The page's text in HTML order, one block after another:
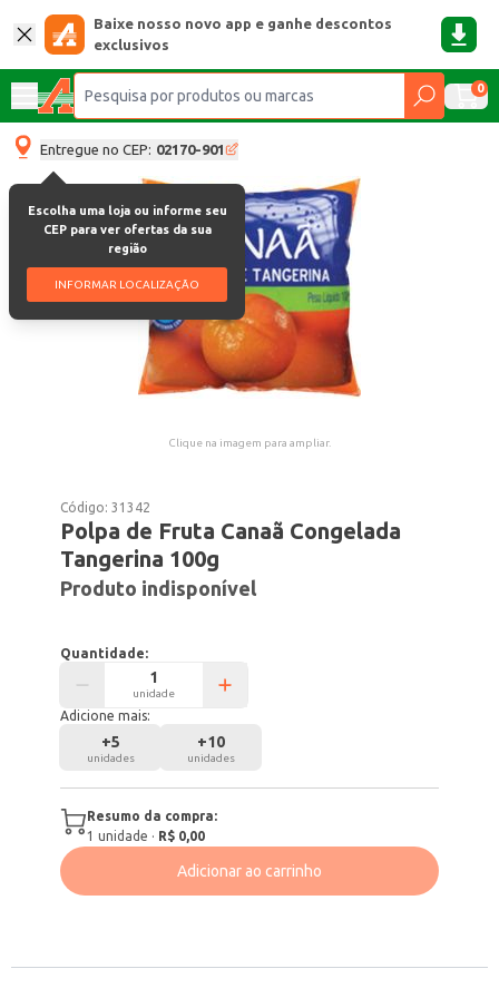
Baixe nosso novo app e ganhe descontos
exclusivos
0
Entregue no CEP: 02170-901
Escolha uma loja ou informe seu
CEP para ver ofertas da sua
região
INFORMAR LOCALIZAÇÃO
Clique na imagem para ampliar.
Código:31342
Polpa de Fruta Canaã Congelada
Tangerina 100g
Produto indisponível
Quantidade:
unidade
Adicione mais:
+5
unidades
+10
unidades
Resumo da compra:
1 unidade · R$ 0,00
Adicionar ao carrinho